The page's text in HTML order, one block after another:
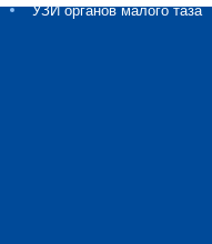
УЗИ органов малого таза